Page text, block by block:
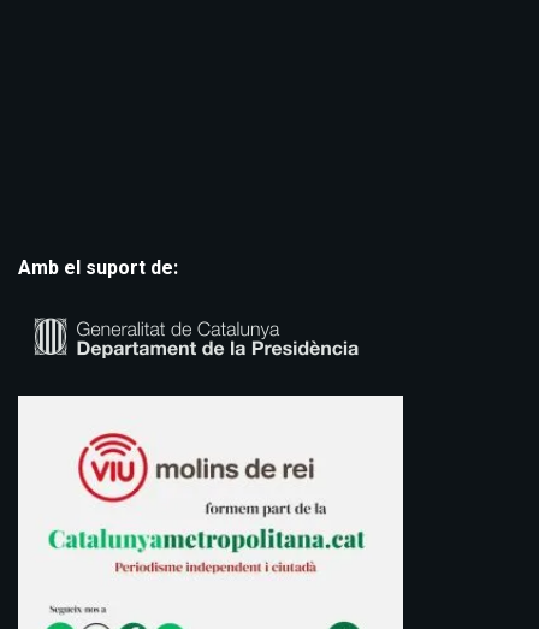
Amb el suport de: